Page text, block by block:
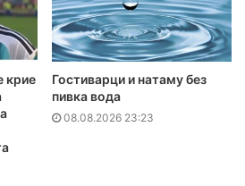
крие
Гостиварци и натаму без
пивка вода
08.08.2026 23:23